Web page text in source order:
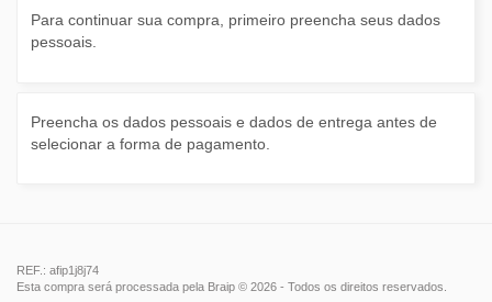
Para continuar sua compra, primeiro preencha seus dados
pessoais.
Preencha os dados pessoais e dados de entrega antes de
selecionar a forma de pagamento.
REF.: afip1j8j74
Esta compra será processada pela Braip © 2026 - Todos os direitos reservados.